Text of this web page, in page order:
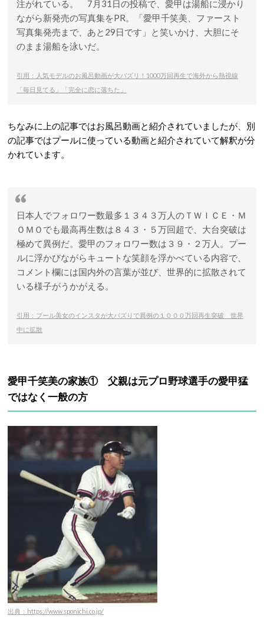
注がれている。 7月31日の投稿で、愛甲は湯船に浸かり
ながら新発売の写真集をPR。「愛甲千笑美、ファースト
写真集発売まで、あと29日です」と笑いかけ、大胆にそ
のまま湯船を泳いだ。
引用：人気モデルのお風呂動画が大バズリ！1000万回再生で海外から熱視線
「毎日見てる」「完全に恋に落ちた」
ちなみに上の記事ではお風呂動画と紹介されていましたが、別
の記事ではプールに使っている動画と紹介されていて解釈が分
かれています。
日本人でフォロワー数最多１３４３万人のＴＷＩＣＥ・Ｍ
ＯＭＯでも最高再生数は８４３・５万回超で、大台突破は
極めて異例だ。愛甲のフォロワー数は３９・２万人。プー
ルに浮かびながらキュートな笑顔を浮かべている内容で、
コメント欄には国内外の言葉が並び、世界的に拡散されて
いる様子がうかがえる。
引用：プール美女のインスタが大バズりで異例の１０００万回再生突破 世界
中に拡散
愛甲千笑美の家族① 父親は元プロ野球選手の愛甲猛
ではなく一般の方
出典：https://www.sponichi.co.jp/